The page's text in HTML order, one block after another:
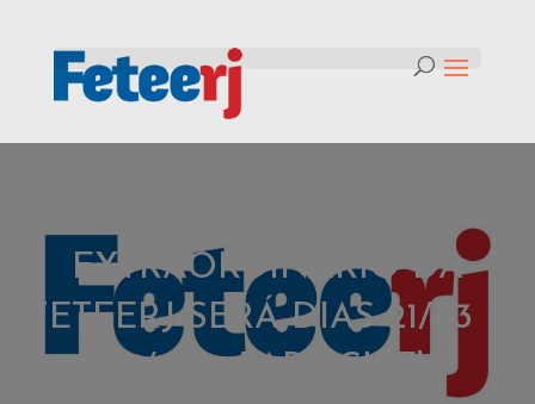
EXTRAORDINÁRIO DA
FETEERJ SERÁ DIAS 21/03 E
31/07 – PARTICIPE!